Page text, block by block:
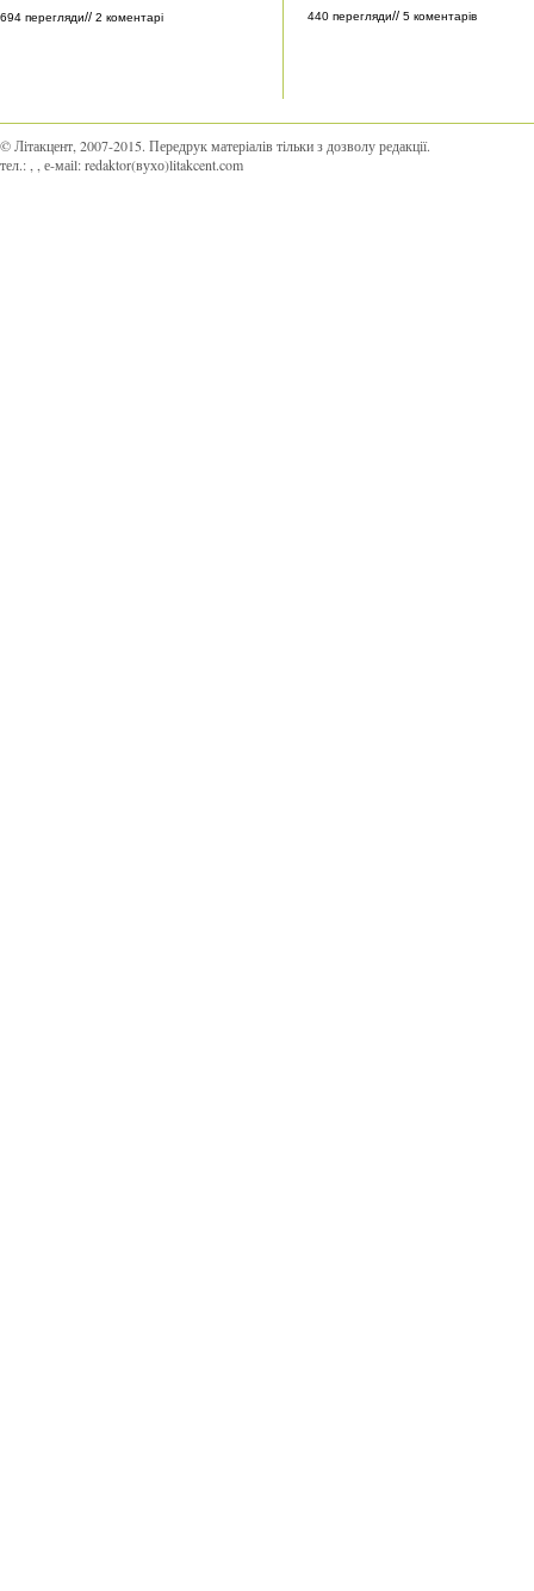
694 перегляди// 2 коментарі 440 перегляди// 5 коментарів
© Літакцент, 2007-2015. Передрук матеріалів тільки з дозволу редакції.
тел.:
, е-маіl:redaktor(вухо)litakcent.com